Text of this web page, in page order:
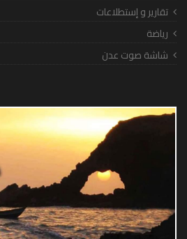
تقارير و إستطلاعات
رياضة
شاشة صوت عدن